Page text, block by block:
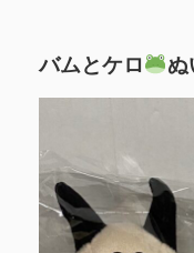
バムとケロ ぬ